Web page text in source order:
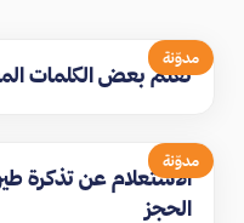
مدوّنة
تعلم بعض الكلمات
مدوّنة
الاستعلام عن تذكرة
الحجز